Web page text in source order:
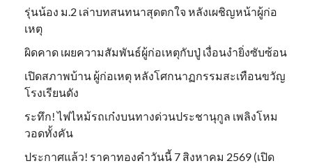
รุ่นน้อง ม.2 เล่าบทสนทนาสุดตกใจ หลังเผชิญหน้าผู้ก่อ
เหตุ
ผิดคาด เผยความสัมพันธ์ผู้ก่อเหตุกับปู่ เงื่อนงำยิ่งซับซ้อน
เปิดสภาพบ้าน ผู้ก่อเหตุ หลังโศกนาฏกรรมสะเทือนขวัญ
โรงเรียนดัง
ระทึก! ไฟไหม้รถเก๋งบนทางด่วนประชานุกูล เพลิงโหม
วอดทั้งคัน
ประกาศแล้ว! ราคาทองคำวันนี้ 7 สิงหาคม 2569 (เปิด